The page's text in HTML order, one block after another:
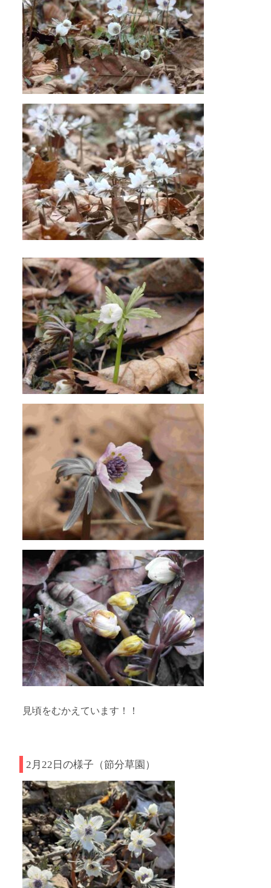
見頃をむかえています！！
2月22日の様子（節分草園）